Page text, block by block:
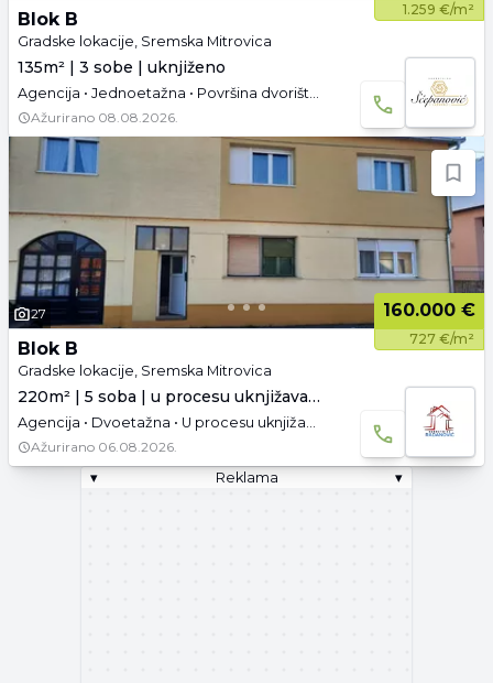
1.259 €/m²
Blok B
Gradske lokacije, Sremska Mitrovica
135m² | 3 sobe | uknjiženo
Agencija • Jednoetažna • Površina dvorišta: 4.8 a • Uknjižen • Namešteno
Ažurirano 08.08.2026.
27 160.000 €
727 €/m²
Blok B
Gradske lokacije, Sremska Mitrovica
220m² | 5 soba | u procesu uknjižavanja
Agencija • Dvoetažna • U procesu uknjižavanja • Prazno • Garaža
Ažurirano 06.08.2026.
▾
Reklama ▾